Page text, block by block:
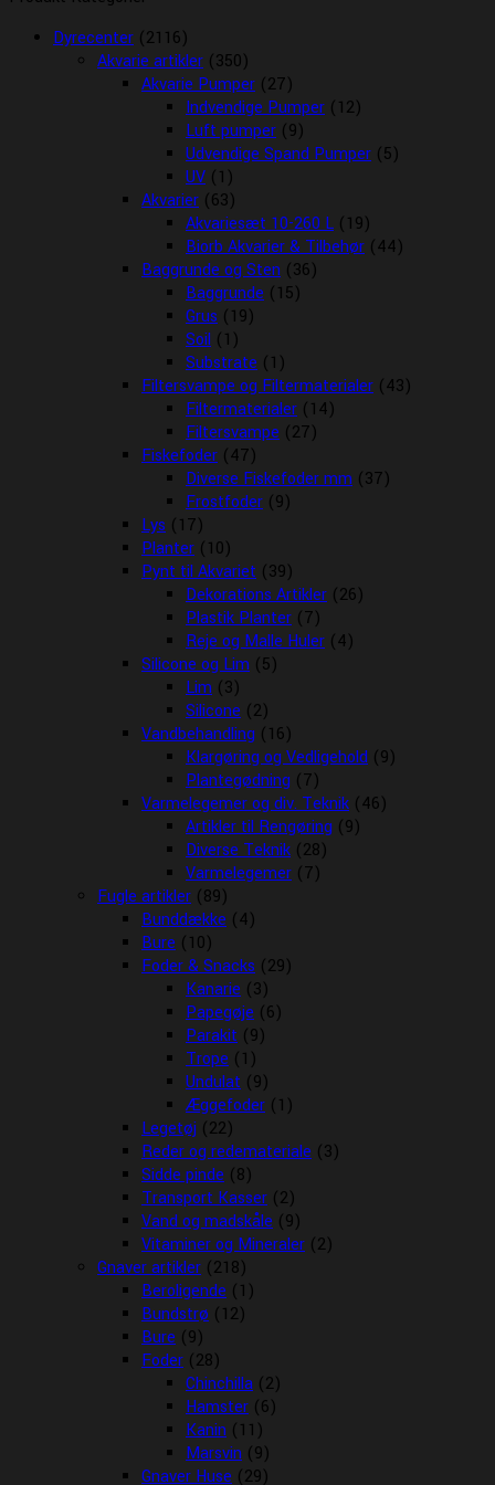
Dyrecenter (2116)
Akvarie artikler (350)
Akvarie Pumper (27)
Indvendige Pumper (12)
Luft pumper (9)
Udvendige Spand Pumper (5)
UV (1)
Akvarier (63)
Akvariesæt 10-260 L (19)
Biorb Akvarier & Tilbehør (44)
Baggrunde og Sten (36)
Baggrunde (15)
Grus (19)
Soil (1)
Substrate (1)
Filtersvampe og Filtermaterialer (43)
Filtermaterialer (14)
Filtersvampe (27)
Fiskefoder (47)
Diverse Fiskefoder mm (37)
Frostfoder (9)
Lys (17)
Planter (10)
Pynt til Akvariet (39)
Dekorations Artikler (26)
Plastik Planter (7)
Reje og Malle Huler (4)
Silicone og Lim (5)
Lim (3)
Silicone (2)
Vandbehandling (16)
Klargøring og Vedligehold (9)
Plantegødning (7)
Varmelegemer og div. Teknik (46)
Artikler til Rengøring (9)
Diverse Teknik (28)
Varmelegemer (7)
Fugle artikler (89)
Bunddække (4)
Bure (10)
Foder & Snacks (29)
Kanarie (3)
Papegøje (6)
Parakit (9)
Trope (1)
Undulat (9)
Æggefoder (1)
Legetøj (22)
Reder og redemateriale (3)
Sidde pinde (8)
Transport Kasser (2)
Vand og madskåle (9)
Vitaminer og Mineraler (2)
Gnaver artikler (218)
Beroligende (1)
Bundstrø (12)
Bure (9)
Foder (28)
Chinchilla (2)
Hamster (6)
Kanin (11)
Marsvin (9)
Gnaver Huse (29)